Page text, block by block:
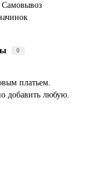
Самовывоз
0
платьем.
добавить любую.